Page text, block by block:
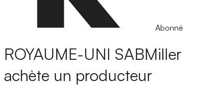
Abonné
ROYAUME-UNI SABMiller
achète un producteur